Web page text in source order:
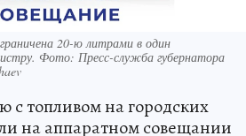
20-ю литрами в один
Фото: Пресс-служба губернатора
с топливом на городских
на аппаратном совещании